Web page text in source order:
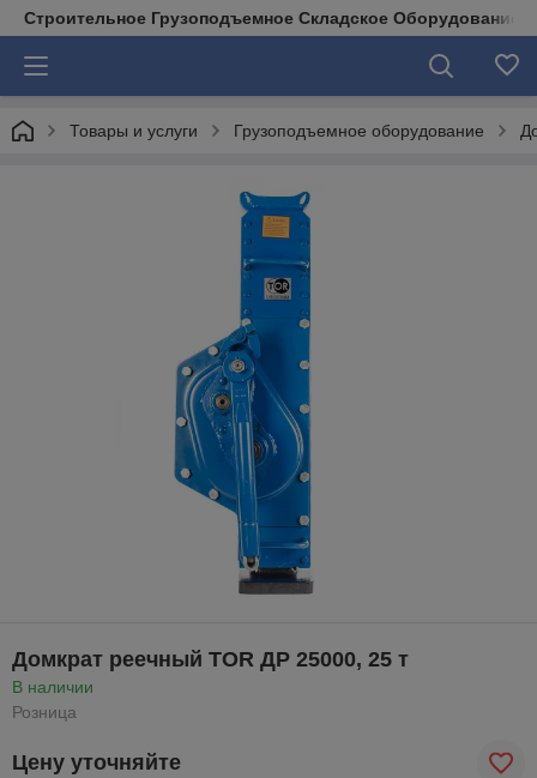
Строительное Грузоподъемное Складское Оборудование
Товары и услуги Грузоподъемное оборудование
Домкрат реечный TOR ДР 25000, 25 т
В наличии
Розница
Цену уточняйте